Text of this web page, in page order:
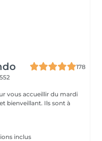
178
vous accueillir du mardi
Ils sont à
inclus